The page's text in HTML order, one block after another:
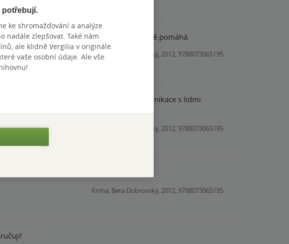
Každému dokáže pomoct. Skutečně pomáhá.
Kniha, Beta Dobrovský, 2012, 9788073065195
kteří by rádi vylepšili své schopnosti komunikace s lidmi.
Kniha, Beta Dobrovský, 2012, 9788073065195
Kniha, Beta Dobrovský, 2012, 9788073065195
potřebují.
ke shromažďování a analýze
nadále zlepšovat. Také nám
ale klidně Vergilia v originále.
vaše osobní údaje. Ale vše